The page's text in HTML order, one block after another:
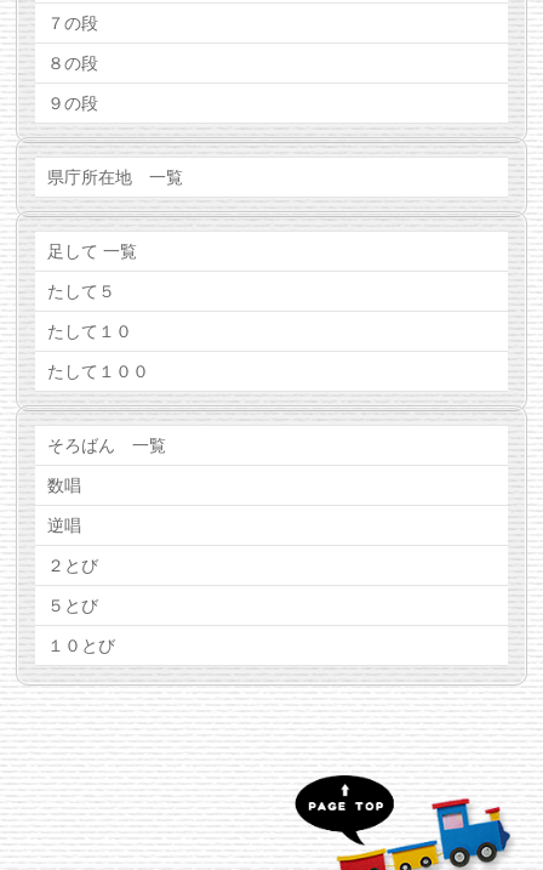
７の段
８の段
９の段
県庁所在地 一覧
足して 一覧
たして５
たして１０
たして１００
そろばん 一覧
数唱
逆唱
２とび
５とび
１０とび